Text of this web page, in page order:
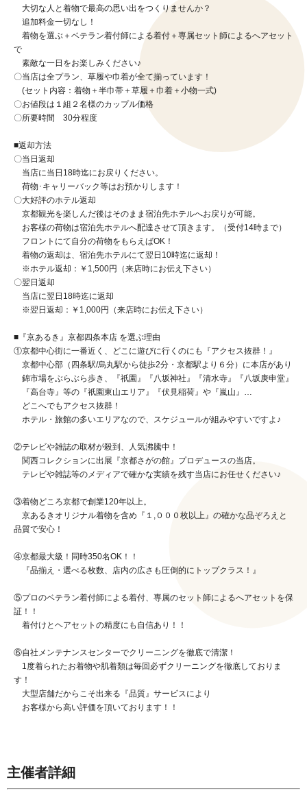
大切な人と着物で最高の思い出をつくりませんか？
追加料金一切なし！
着物を選ぶ＋ベテラン着付師による着付＋専属セット師によるへアセット
で
素敵な一日をお楽しみください♪
〇当店は全プラン、草履や巾着が全て揃っています！
(セット内容：着物＋半巾帯＋草履＋巾着＋小物一式)
〇お値段は１組２名様のカップル価格
〇所要時間 30分程度
■返却方法
〇当日返却
当店に当日18時迄にお戻りください。
荷物･キャリーバック等はお預かりします！
〇大好評のホテル返却
京都観光を楽しんだ後はそのまま宿泊先ホテルへお戻りが可能。
お客様の荷物は宿泊先ホテルへ配達させて頂きます。（受付14時まで）
フロントにて自分の荷物をもらえばOK！
着物の返却は、宿泊先ホテルにて翌日10時迄に返却！
※ホテル返却：￥1,500円（来店時にお伝え下さい）
〇翌日返却
当店に翌日18時迄に返却
※翌日返却：￥1,000円（来店時にお伝え下さい）
■『京あるき』京都四条本店 を選ぶ理由
①京都中心街に一番近く、どこに遊びに行くのにも『アクセス抜群！』
京都中心部（四条駅/烏丸駅から徒歩2分・京都駅より６分）に本店があり
錦市場をぶらぶら歩き、『祇園』『八坂神社』『清水寺』『八坂庚申堂』
『高台寺』等の『祇園東山エリア』『伏見稲荷』や『嵐山』…
どこへでもアクセス抜群！
ホテル・旅館の多いエリアなので、スケジュールが組みやすいですよ♪
②テレビや雑誌の取材が殺到、人気沸騰中！
関西コレクションに出展『京都さがの館』プロデュースの当店。
テレビや雑誌等のメディアで確かな実績を残す当店にお任せください♪
③着物どころ京都で創業120年以上。
京あるきオリジナル着物を含め『１,０００枚以上』の確かな品ぞろえと
品質で安心！
④京都最大級！同時350名OK！！
『品揃え・選べる枚数、店内の広さも圧倒的にトップクラス！』
⑤プロのベテラン着付師による着付、専属のセット師によるへアセットを保
証！！
着付けとヘアセットの精度にも自信あり！！
⑥自社メンテナンスセンターでクリーニングを徹底で清潔！
1度着られたお着物や肌着類は毎回必ずクリーニングを徹底しておりま
す！
大型店舗だからこそ出来る『品質』サービスにより
お客様から高い評価を頂いております！！
主催者詳細